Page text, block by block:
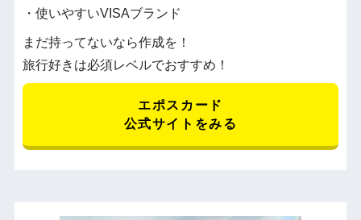
・使いやすいVISAブランド
まだ持ってないなら作成を！
旅行好きは必須レベルでおすすめ！
エポスカード
公式サイトをみる